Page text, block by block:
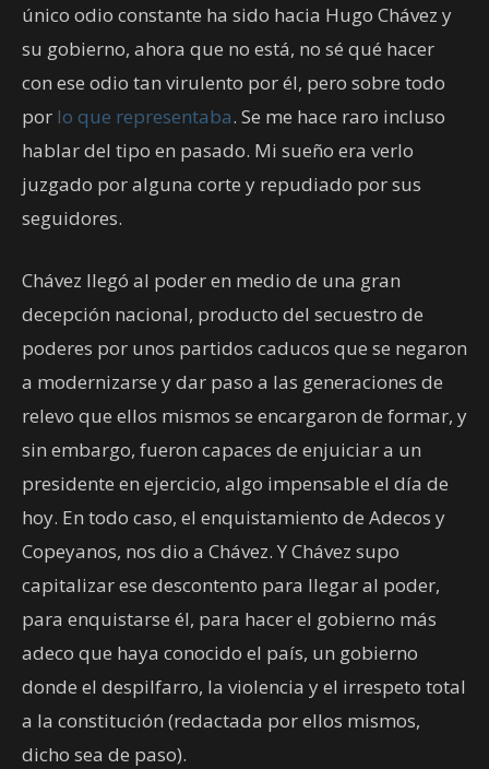
único odio constante ha sido hacia Hugo Chávez y
su gobierno, ahora que no está, no sé qué hacer
con ese odio tan virulento por él, pero sobre todo
por lo que representaba. Se me hace raro incluso
hablar del tipo en pasado. Mi sueño era verlo
juzgado por alguna corte y repudiado por sus
seguidores.
Chávez llegó al poder en medio de una gran
decepción nacional, producto del secuestro de
poderes por unos partidos caducos que se negaron
a modernizarse y dar paso a las generaciones de
relevo que ellos mismos se encargaron de formar, y
sin embargo, fueron capaces de enjuiciar a un
presidente en ejercicio, algo impensable el día de
hoy. En todo caso, el enquistamiento de Adecos y
Copeyanos, nos dio a Chávez. Y Chávez supo
capitalizar ese descontento para llegar al poder,
para enquistarse él, para hacer el gobierno más
adeco que haya conocido el país, un gobierno
donde el despilfarro, la violencia y el irrespeto total
a la constitución (redactada por ellos mismos,
dicho sea de paso).